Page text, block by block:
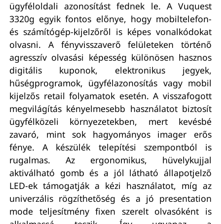
ügyféloldali azonosítást fednek le. A Vuquest
3320g egyik fontos előnye, hogy mobiltelefon-
és számítógép-kijelzőről is képes vonalkódokat
olvasni. A fényvisszaverő felületeken történő
agresszív olvasási képesség különösen hasznos
digitális kuponok, elektronikus jegyek,
hűségprogramok, ügyfélazonosítás vagy mobil
kijelzős retail folyamatok esetén. A visszafogott
megvilágítás kényelmesebb használatot biztosít
ügyfélközeli környezetekben, mert kevésbé
zavaró, mint sok hagyományos imager erős
fénye. A készülék telepítési szempontból is
rugalmas. Az ergonomikus, hüvelykujjal
aktiválható gomb és a jól látható állapotjelző
LED-ek támogatják a kézi használatot, míg az
univerzális rögzíthetőség és a jó presentation
mode teljesítmény fixen szerelt olvasóként is